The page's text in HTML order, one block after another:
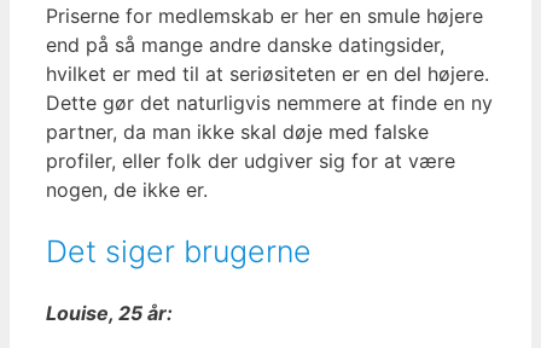
Priserne for medlemskab er her en smule højere
end på så mange andre danske datingsider,
hvilket er med til at seriøsiteten er en del højere.
Dette gør det naturligvis nemmere at finde en ny
partner, da man ikke skal døje med falske
profiler, eller folk der udgiver sig for at være
nogen, de ikke er.
Det siger brugerne
Louise, 25 år: